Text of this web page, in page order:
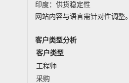
印度：供货稳定性
网站内容与语言需针对性调整。
客户类型分析
客户类型
工程师
采购